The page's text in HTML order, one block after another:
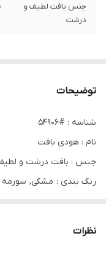
جنس بافت لطیف و
درشت
توضیحات
شناسه : #54906
نام : هودی بافت
جنس : بافت درشت و
رنگ بندی : مشکی,
نظرات